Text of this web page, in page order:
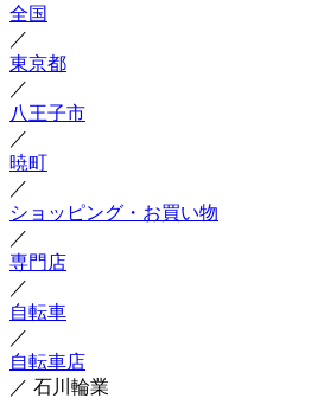
全国
／
東京都
／
八王子市
／
暁町
／
ショッピング・お買い物
／
専門店
／
自転車
／
自転車店
／ 石川輪業